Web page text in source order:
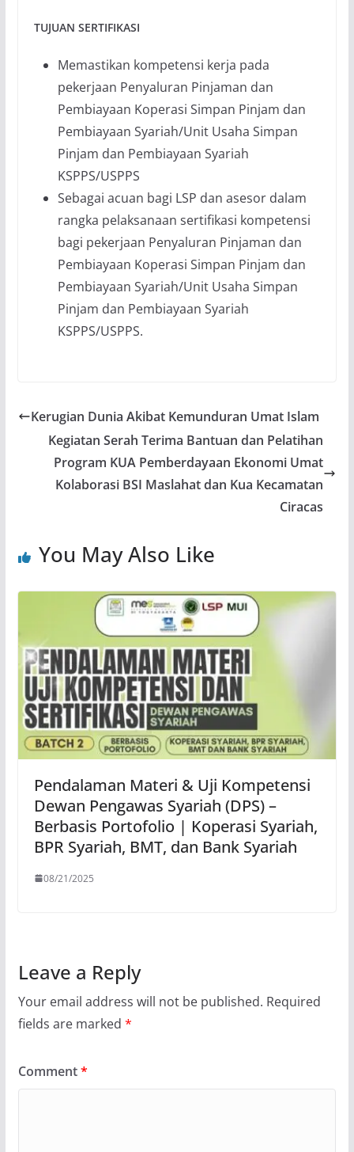
TUJUAN SERTIFIKASI
Memastikan kompetensi kerja pada
pekerjaan Penyaluran Pinjaman dan
Pembiayaan Koperasi Simpan Pinjam dan
Pembiayaan Syariah/Unit Usaha Simpan
Pinjam dan Pembiayaan Syariah
KSPPS/USPPS
Sebagai acuan bagi LSP dan asesor dalam
rangka pelaksanaan sertifikasi kompetensi
bagi pekerjaan Penyaluran Pinjaman dan
Pembiayaan Koperasi Simpan Pinjam dan
Pembiayaan Syariah/Unit Usaha Simpan
Pinjam dan Pembiayaan Syariah
KSPPS/USPPS.
Kerugian Dunia Akibat Kemunduran Umat Islam
Kegiatan Serah Terima Bantuan dan Pelatihan
Program KUA Pemberdayaan Ekonomi Umat
Kolaborasi BSI Maslahat dan Kua Kecamatan
Ciracas
You May Also Like
Pendalaman Materi & Uji Kompetensi
Dewan Pengawas Syariah (DPS) –
Berbasis Portofolio | Koperasi Syariah,
BPR Syariah, BMT, dan Bank Syariah
08/21/2025
Leave a Reply
Your email address will not be published. Required
fields are marked *
Comment*